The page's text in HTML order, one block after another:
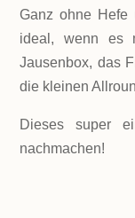
Ganz ohne Hefe
ideal, wenn es
Jausenbox, das
die kleinen
Dieses super
nachmachen!